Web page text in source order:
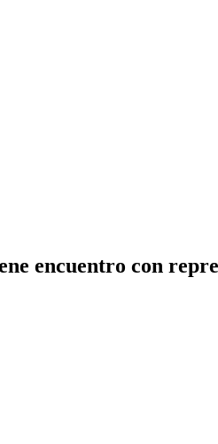
encuentro con